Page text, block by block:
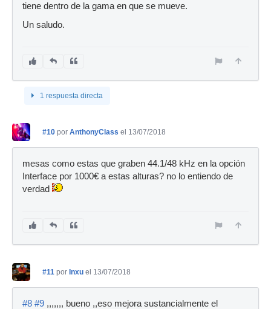
tiene dentro de la gama en que se mueve.
Un saludo.
1 respuesta directa
#10 por AnthonyClass el 13/07/2018
mesas como estas que graben 44.1/48 kHz en la opción
Interface por 1000€ a estas alturas? no lo entiendo de
verdad
#11 por Inxu el 13/07/2018
#8 #9 ,,,,,,, bueno ,,eso mejora sustancialmente el